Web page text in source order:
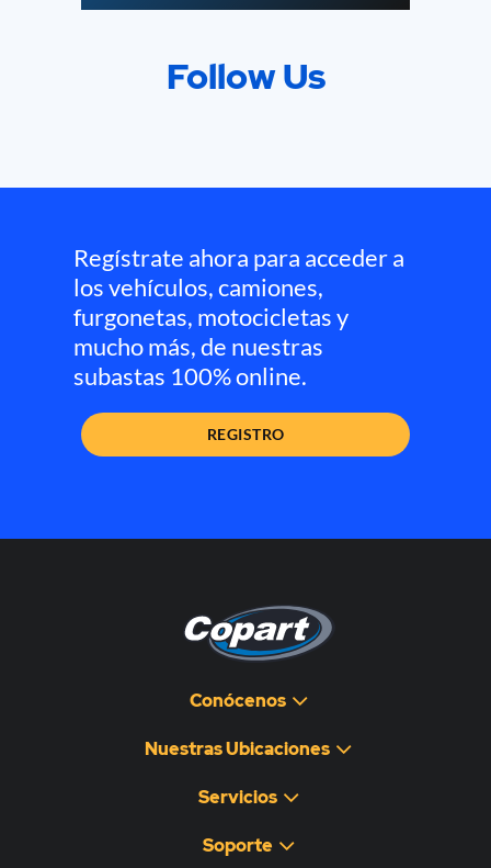
Follow Us
Regístrate ahora para acceder a
los vehículos, camiones,
furgonetas, motocicletas y
mucho más, de nuestras
subastas 100% online.
REGISTRO
Conócenos
Nuestras Ubicaciones
Servicios
Soporte